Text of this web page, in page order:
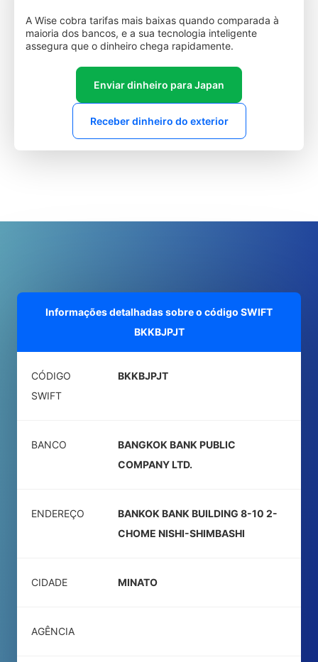
A Wise cobra tarifas mais baixas quando comparada à
maioria dos bancos, e a sua tecnologia inteligente
assegura que o dinheiro chega rapidamente.
Enviar dinheiro para Japan
Receber dinheiro do exterior
Informações detalhadas sobre o código SWIFT
BKKBJPJT
CÓDIGO
SWIFT
BKKBJPJT
BANCO
BANGKOK BANK PUBLIC
COMPANY LTD.
ENDEREÇO
BANKOK BANK BUILDING 8-10 2-
CHOME NISHI-SHIMBASHI
CIDADE MINATO
AGÊNCIA